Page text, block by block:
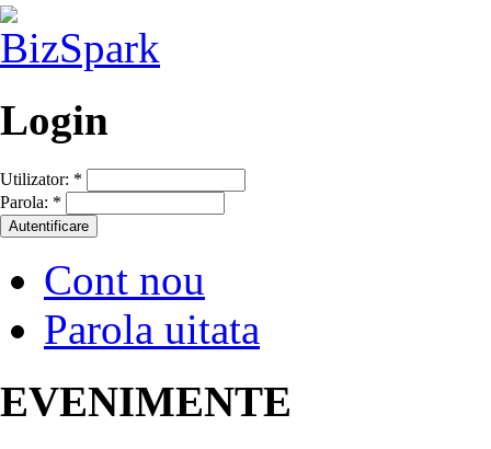
Login
Utilizator: *
Parola: *
Cont nou
Parola uitata
EVENIMENTE